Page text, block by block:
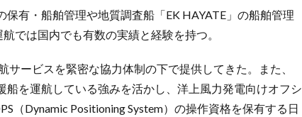
有・船舶管理や地質調査船「EK HAYATE」の船舶管理
では国内でも有数の実績と経験を持つ。
サービスを緊密な協力体制の下で提供してきた。また、
を運航している強みを活かし、洋上風力発電向けオフシ
（Dynamic Positioning System）の操作資格を保有する日